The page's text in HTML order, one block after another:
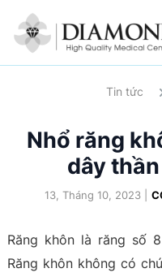
Tin tức
Nhổ răng
dây
13, Tháng 10, 2023 |
Răng khôn là răng số
Răng khôn không có